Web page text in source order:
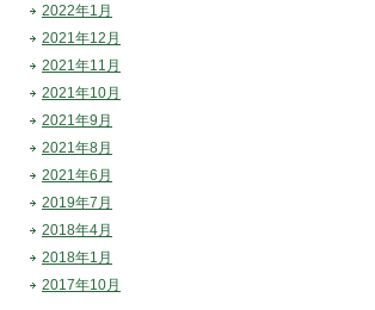
2022年1月
2021年12月
2021年11月
2021年10月
2021年9月
2021年8月
2021年6月
2019年7月
2018年4月
2018年1月
2017年10月